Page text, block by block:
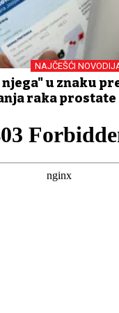
NAJČEŠĆI
u znaku
raka prostate